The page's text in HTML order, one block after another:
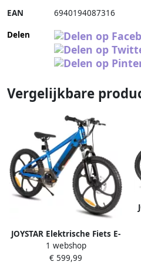
EAN 6940194087316
Delen
Vergelijkbare
JOYSTAR Elektrische Fiets E-
Bike – 20 Inch – Voor
Kinderen Tieners – 250W
1 webshop
€ 599,99